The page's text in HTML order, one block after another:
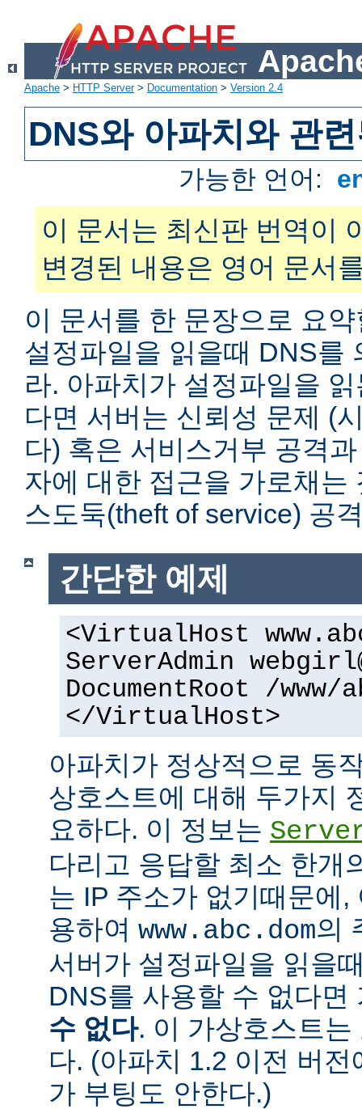
Apache > HTTP Server> Documentation > Version 2.4
DNS와 아파치와 관
가능한 언어:
이 문서는 최신판 번역이
변경된 내용은 영어 문서
이 문서를 한 문장으로 요
설정파일을 읽을때 DNS를
라. 아파치가 설정파일을
다면 서버는 신뢰성 문제 (
다) 혹은 서비스거부 공격
자에 대한 접근을 가로채는
스도둑(theft of service) 공
간단한 예제
<VirtualHost
ServerAdmin
DocumentRoot /www/
</VirtualHost>
아파치가 정상적으로 동
상호스트에 대해 두가지
요하다. 이 정보는
다리고 응답할 최소 한개
는 IP 주소가 없기때문에
용하여 www.abc.dom의
서버가 설정파일을 읽을
DNS를 사용할 수 없다
수 없다. 이 가상호스트
다. (아파치 1.2 이전 버
가 부팅도 안한다.)